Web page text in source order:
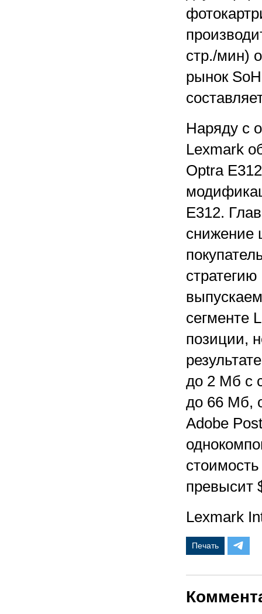
стр./мин)
рынок
Наряду с
Lexmark
Optra
E312.
снижение
сегменте
позиции,
до 2 Мб с
до 66 Мб,
Adobe
превысит
Lexmark
Печать